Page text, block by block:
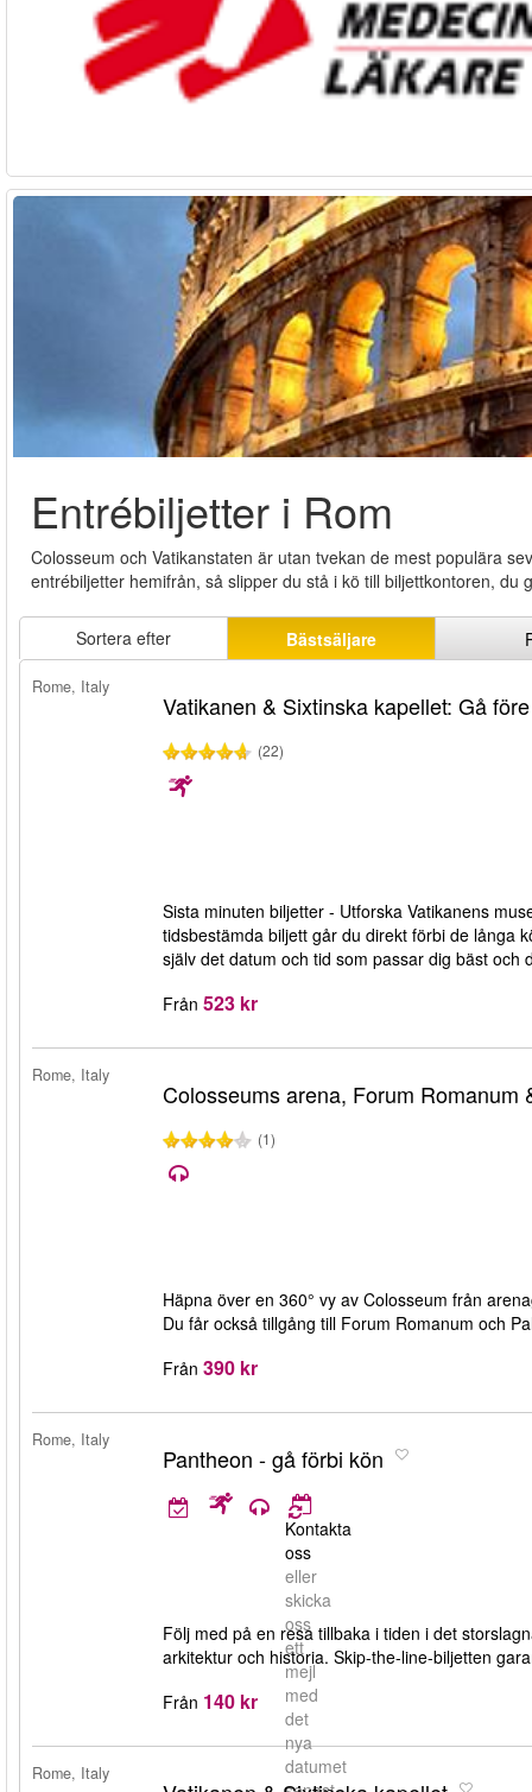
Entrébiljetter i Rom
Colosseum och Vatikanstaten är utan tvekan de mest populära
entrébiljetter hemifrån, så slipper du stå i kö till biljettkontoren,
Sortera efter Bästsäljare
Rome, Italy
Vatikanen & Sixtinska kapellet: Gå
(22)
Sista minuten biljetter - Utforska Vatikanens
tidsbestämda biljett går du direkt förbi de långa
själv det datum och tid som passar dig bäst och
Från 523 kr
Rome, Italy
Colosseums arena, Forum Romanum
(1)
Häpna över en 360° vy av Colosseum från
Du får också tillgång till Forum Romanum och
Från 390 kr
Rome, Italy
Pantheon - gå förbi kön
Kontakta
oss
eller
skicka
oss
ett
mejl
med
det
nya
datumet
Följ med på en resa tillbaka i tiden i det
arkitektur och historia. Skip-the-line-biljetten
Från 140 kr
Rome, Italy